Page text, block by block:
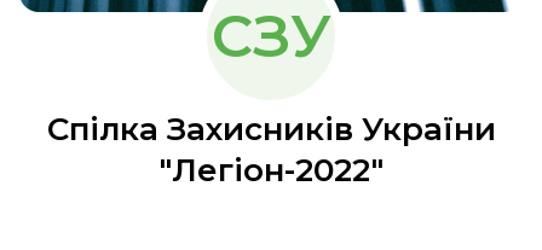
СЗУ
Спілка Захисників України
"Легіон-2022"